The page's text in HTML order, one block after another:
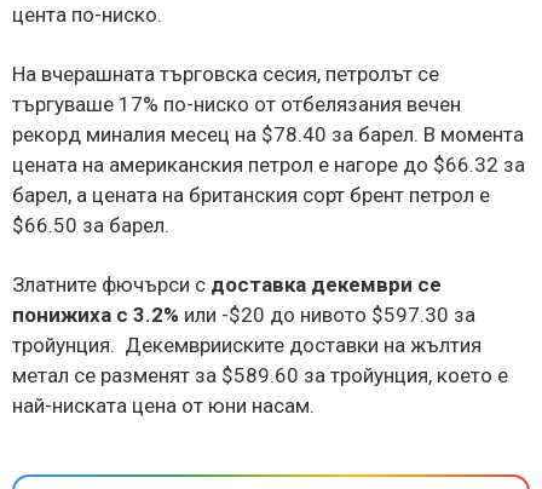
цента по-ниско.
На вчерашната търговска сесия, петролът се
търгуваше 17% по-ниско от отбелязания вечен
рекорд миналия месец на $78.40 за барел. В момента
цената на американския петрол е нагоре до $66.32 за
барел, а цената на британския сорт брент петрол е
$66.50 за барел.
Златните фючърси с доставка декември се
понижиха с 3.2% или -$20 до нивото $597.30 за
тройунция. Декемврииските доставки на жълтия
метал се разменят за $589.60 за тройунция, което е
най-ниската цена от юни насам.